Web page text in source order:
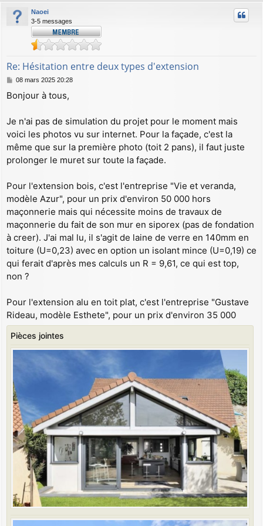
u
Naoei
3-5 messages
Re: Hésitation entre deux types d'extension
M
s
g
e
08 mars 2025 20:28
Bonjour à tous,
Je n'ai pas de simulation du projet pour le moment mais
voici les photos vu sur internet. Pour la façade, c'est la
même que sur la première photo (toit 2 pans), il faut juste
prolonger le muret sur toute la façade.
Pour l'extension bois, c'est l'entreprise "Vie et veranda,
modèle Azur", pour un prix d'environ 50 000 hors
maçonnerie mais qui nécessite moins de travaux de
maçonnerie du fait de son mur en siporex (pas de fondation
à creer). J'ai mal lu, il s'agit de laine de verre en 140mm en
toiture (U=0,23) avec en option un isolant mince (U=0,19) ce
qui ferait d'après mes calculs un R = 9,61, ce qui est top,
non ?
Pour l'extension alu en toit plat, c'est l'entreprise "Gustave
Rideau, modèle Esthete", pour un prix d'environ 35 000
Pièces jointes